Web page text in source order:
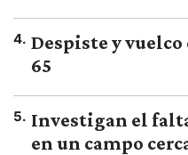
4. Despiste y
65
5. Investigan el
en un campo